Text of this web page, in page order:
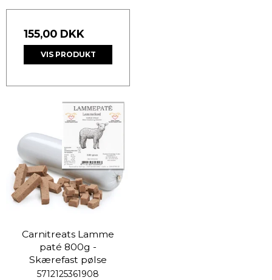
155,00 DKK
VIS PRODUKT
Carnitreats Lamme
paté 800g -
Skærefast pølse
5712125361908